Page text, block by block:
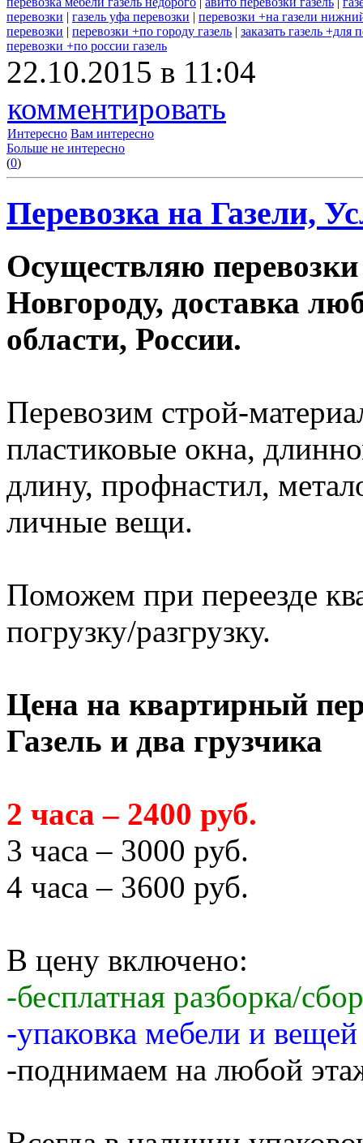
перевозки | газель уфа перевозки | перевозки +на газели
перевозки | перевозки +по городу газель | заказать газель +для
перевозки +по россии газель
22.10.2015 в 11:04
комментировать
Интересно Вам интересно
Больше не интересно
(0)
Перевозка на Газели,
Осуществляю
Новгороду, доставка
области, России.
Перевозим строй-
пластиковые окна,
длину, профнастил,
личные вещи.
Поможем при переезде
погрузку/разгрузку.
Цена на квартирный
Газель и два грузчика
2 часа – 2400 руб.
3 часа – 3000 руб.
4 часа – 3600 руб.
В цену включено:
-бесплатная разборка/
-упаковка мебели и
-поднимаем на любой